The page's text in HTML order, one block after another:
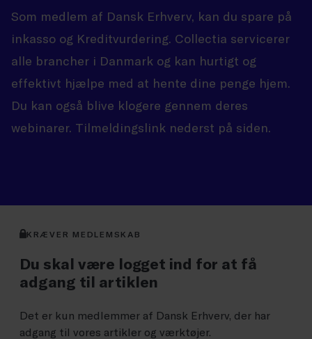
Som medlem af Dansk Erhverv, kan du spare på
inkasso og Kreditvurdering. Collectia servicerer
alle brancher i Danmark og kan hurtigt og
effektivt hjælpe med at hente dine penge hjem.
Du kan også blive klogere gennem deres
webinarer. Tilmeldingslink nederst på siden.
KRÆVER MEDLEMSKAB
Du skal være logget ind for at få
adgang til artiklen
Det er kun medlemmer af Dansk Erhverv, der har
adgang til vores artikler og værktøjer.